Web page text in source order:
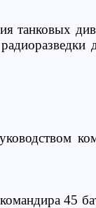
танковых
45